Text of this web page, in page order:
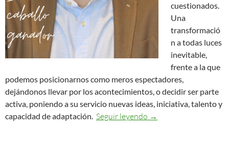
cuestionados.
Una
transformació
n a todas luces
inevitable,
frente a la que
podemos posicionarnos como meros espectadores,
dejándonos llevar por los acontecimientos, o decidir ser parte
activa, poniendo a su servicio nuevas ideas, iniciativa, talento y
capacidad de adaptación. Seguir leyendo Innovación: caballo
→